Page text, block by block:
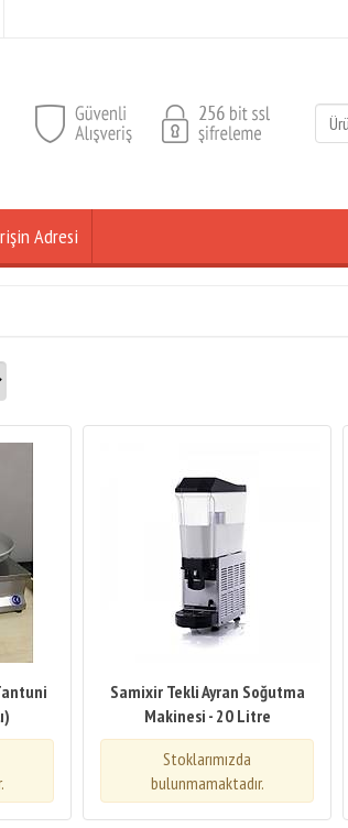
Adresi
Samixir Tekli Ayran Soğutma
Makinesi - 20 Litre
Stoklarımızda
bulunmamaktadır.